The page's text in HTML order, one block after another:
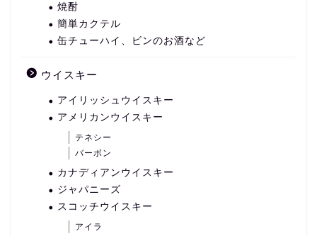
焼酎
簡単カクテル
缶チューハイ、ビンのお酒など
ウイスキー
アイリッシュウイスキー
アメリカンウイスキー
テネシー
バーボン
カナディアンウイスキー
ジャパニーズ
スコッチウイスキー
アイラ